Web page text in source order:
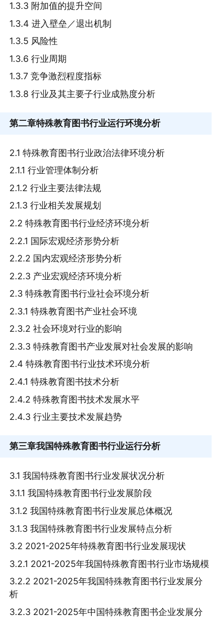
1.3.3 附加值的提升空间
1.3.4 进入壁垒／退出机制
1.3.5 风险性
1.3.6 行业周期
1.3.7 竞争激烈程度指标
1.3.8 行业及其主要子行业成熟度分析
第二章特殊教育图书行业运行环境分析
2.1 特殊教育图书行业政治法律环境分析
2.1.1 行业管理体制分析
2.1.2 行业主要法律法规
2.1.3 行业相关发展规划
2.2 特殊教育图书行业经济环境分析
2.2.1 国际宏观经济形势分析
2.2.2 国内宏观经济形势分析
2.2.3 产业宏观经济环境分析
2.3 特殊教育图书行业社会环境分析
2.3.1 特殊教育图书产业社会环境
2.3.2 社会环境对行业的影响
2.3.3 特殊教育图书产业发展对社会发展的影响
2.4 特殊教育图书行业技术环境分析
2.4.1 特殊教育图书技术分析
2.4.2 特殊教育图书技术发展水平
2.4.3 行业主要技术发展趋势
第三章我国特殊教育图书行业运行分析
3.1 我国特殊教育图书行业发展状况分析
3.1.1 我国特殊教育图书行业发展阶段
3.1.2 我国特殊教育图书行业发展总体概况
3.1.3 我国特殊教育图书行业发展特点分析
3.2 2021-2025年特殊教育图书行业发展现状
3.2.1 2021-2025年我国特殊教育图书行业市场规模
3.2.2 2021-2025年我国特殊教育图书行业发展分
析
3.2.3 2021-2025年中国特殊教育图书企业发展分